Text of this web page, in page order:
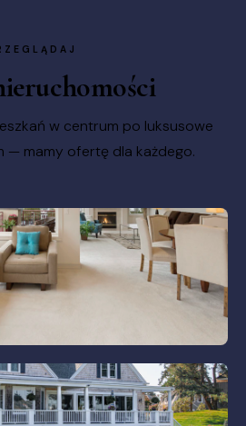
w centrum po luksusowe
— mamy ofertę dla każdego.